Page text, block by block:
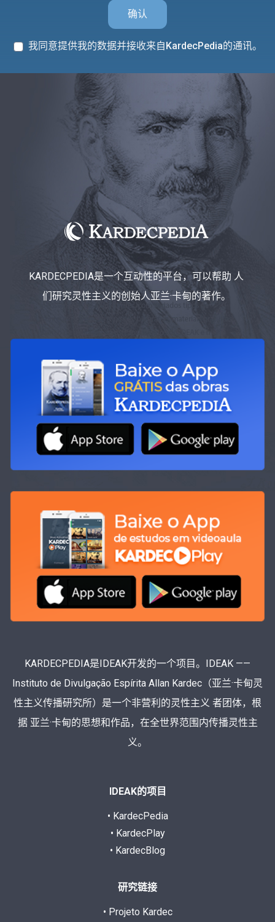
确认
我同意提供我的数据并接收来自KardecPedia的通讯。
KARDECPEDIA是一个互动性的平台，可以帮助 人
们研究灵性主义的创始人亚兰·卡甸的著作。
KARDECPEDIA是IDEAK开发的一个项目。IDEAK ——
Instituto de Divulgação Espírita Allan Kardec（亚兰·卡甸灵
性主义传播研究所）是一个非营利的灵性主义 者团体，根
据 亚兰·卡甸的思想和作品，在全世界范围内传播灵性主
义。
IDEAK的项目
• KardecPedia
• KardecPlay
• KardecBlog
研究链接
• Projeto Kardec